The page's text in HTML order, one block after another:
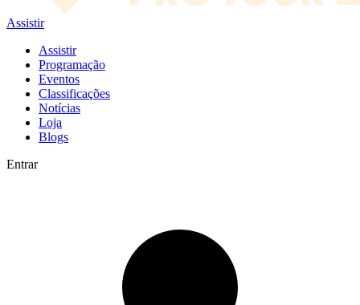
Assistir
Assistir
Programação
Eventos
Classificações
Notícias
Loja
Blogs
Entrar